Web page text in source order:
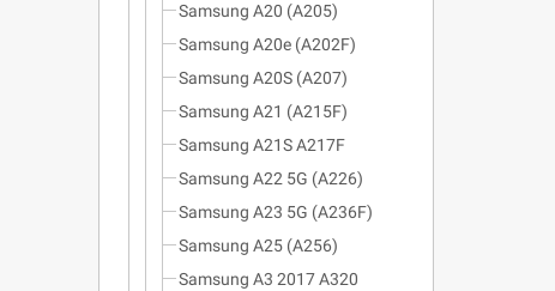
Samsung A20 (A205)
Samsung A20e (A202F)
Samsung A20S (A207)
Samsung A21 (A215F)
Samsung A21S A217F
Samsung A22 5G (A226)
Samsung A23 5G (A236F)
Samsung A25 (A256)
Samsung A3 2017 A320